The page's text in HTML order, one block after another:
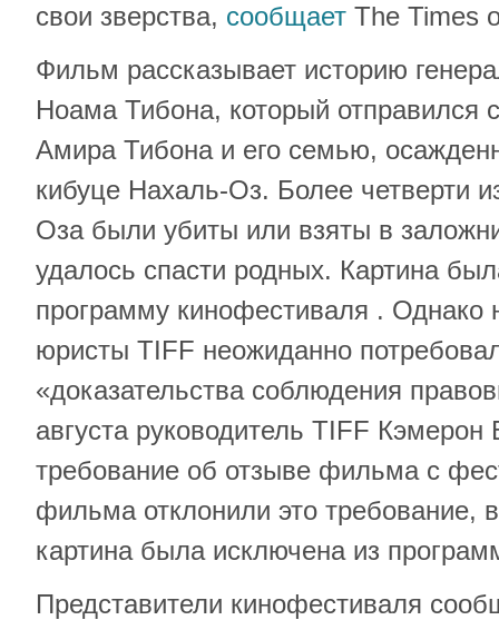
свои зверства, сообщает The Times
Фильм рассказывает историю
Ноама Тибона, который отправился
Амира Тибона и его семью,
кибуце Нахаль-Оз. Более четверти
Оза были убиты или взяты в
удалось спасти родных. Картина
программу кинофестиваля . Однако
юристы TIFF неожиданно
«доказательства соблюдения
августа руководитель TIFF
требование об отзыве фильма с
фильма отклонили это требование, в
картина была исключена из
Представители кинофестиваля